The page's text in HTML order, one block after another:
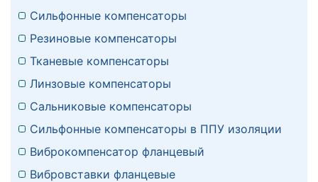
Сильфонные компенсаторы
Резиновые компенсаторы
Тканевые компенсаторы
Линзовые компенсаторы
Сальниковые компенсаторы
Сильфонные компенсаторы в ППУ изоляции
Виброкомпенсатор фланцевый
Вибровставки фланцевые